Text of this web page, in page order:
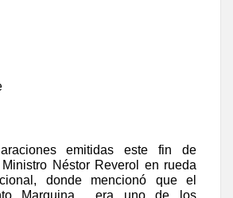
emitidas este fin de
Néstor Reverol en rueda
donde mencionó que el
Marquina
era uno de los